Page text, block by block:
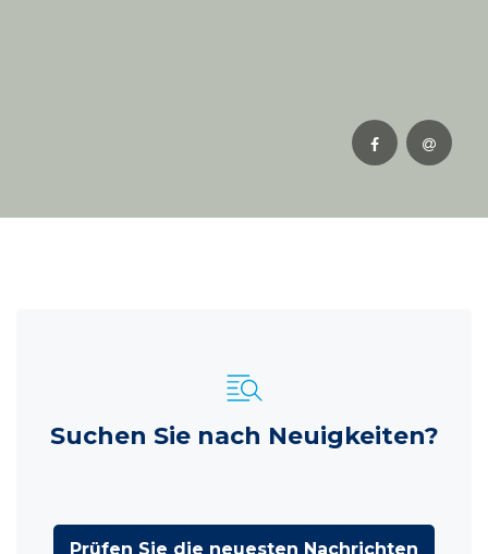
Suchen Sie nach Neuigkeiten?
Prüfen Sie die neuesten Nachrichten